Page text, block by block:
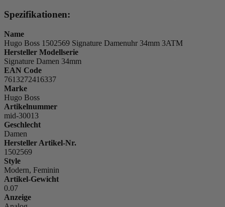
Spezifikationen:
Name
Hugo Boss 1502569 Signature Damenuhr 34mm 3ATM
Hersteller Modellserie
Signature Damen 34mm
EAN Code
7613272416337
Marke
Hugo Boss
Artikelnummer
mid-30013
Geschlecht
Damen
Hersteller Artikel-Nr.
1502569
Style
Modern, Feminin
Artikel-Gewicht
0.07
Anzeige